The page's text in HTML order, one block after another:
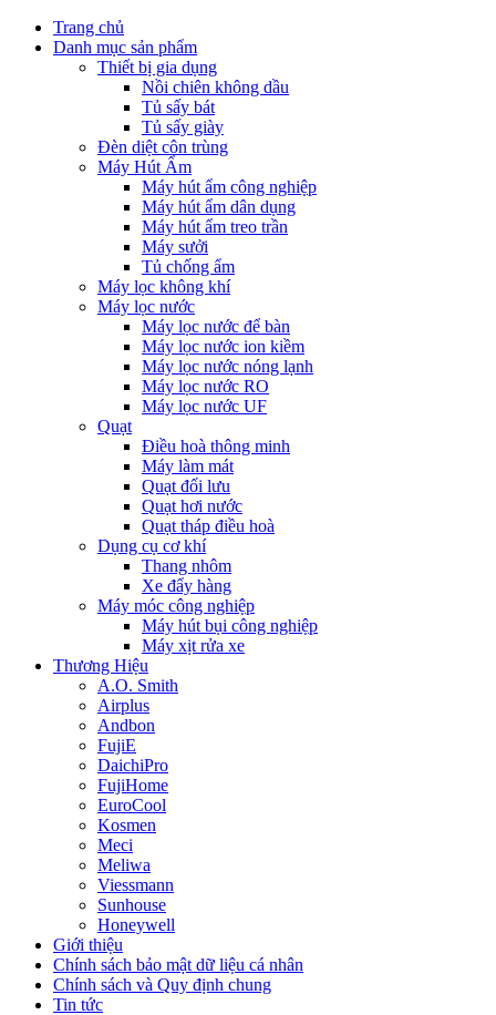
Trang chủ
Danh mục sản phẩm
Thiết bị gia dụng
Nồi chiên không dầu
Tủ sấy bát
Tủ sấy giày
Đèn diệt côn trùng
Máy Hút Ẩm
Máy hút ẩm công nghiệp
Máy hút ẩm dân dụng
Máy hút ẩm treo trần
Máy sưởi
Tủ chống ẩm
Máy lọc không khí
Máy lọc nước
Máy lọc nước để bàn
Máy lọc nước ion kiềm
Máy lọc nước nóng lạnh
Máy lọc nước RO
Máy lọc nước UF
Quạt
Điều hoà thông minh
Máy làm mát
Quạt đối lưu
Quạt hơi nước
Quạt tháp điều hoà
Dụng cụ cơ khí
Thang nhôm
Xe đẩy hàng
Máy móc công nghiệp
Máy hút bụi công nghiệp
Máy xịt rửa xe
Thương Hiệu
A.O. Smith
Airplus
Andbon
FujiE
DaichiPro
FujiHome
EuroCool
Kosmen
Meci
Meliwa
Viessmann
Sunhouse
Honeywell
Giới thiệu
Chính sách bảo mật dữ liệu cá nhân
Chính sách và Quy định chung
Tin tức